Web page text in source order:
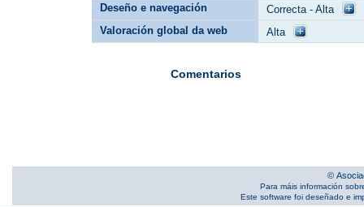
Deseño e navegación
Correcta - Alta
Valoración global da web
Alta
Comentarios
©
Para máis información
Este software foi deseñado e